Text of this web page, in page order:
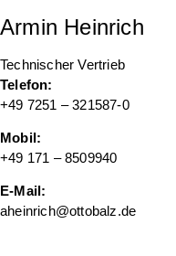
Armin Heinrich
Technischer Vertrieb
Telefon:
+49 7251 – 321587-0
Mobil:
+49 171 – 8509940
E-Mail:
aheinrich@ottobalz.de